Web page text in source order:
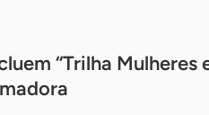
“Trilha Mulheres